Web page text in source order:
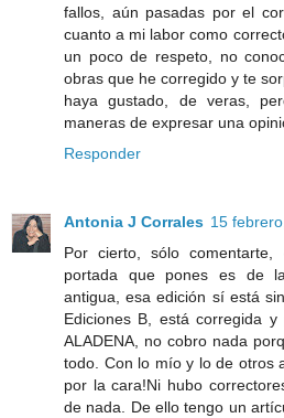
fallos, aún pasadas por el
cuanto a mi labor como
un poco de respeto, no
obras que he corregido y te
haya gustado, de veras,
maneras de expresar una
Responder
Antonia J Corrales 15
Por cierto, sólo
portada que pones es de
antigua, esa edición sí está
Ediciones B, está corregida
ALADENA, no cobro nada
todo. Con lo mío y lo de otros
por la cara!Ni hubo
de nada. De ello tengo un